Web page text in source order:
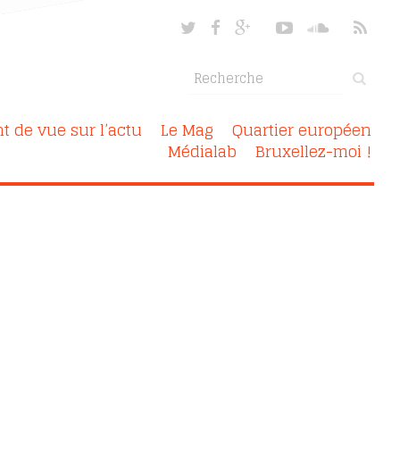
de vue sur l’actu Le Mag Quartier européen
Médialab Bruxellez-moi !